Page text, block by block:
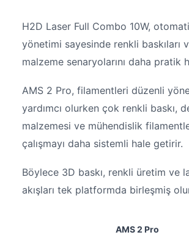
H2D Laser Full Combo 10W,
yönetimi sayesinde renkli baskıları
malzeme senaryolarını daha pratik
AMS 2 Pro, filamentleri düzenli
yardımcı olurken çok renkli baskı,
malzemesi ve mühendislik
çalışmayı daha sistemli hale getirir.
Böylece 3D baskı, renkli üretim ve
akışları tek platformda birleşmiş
AMS 2 Pro